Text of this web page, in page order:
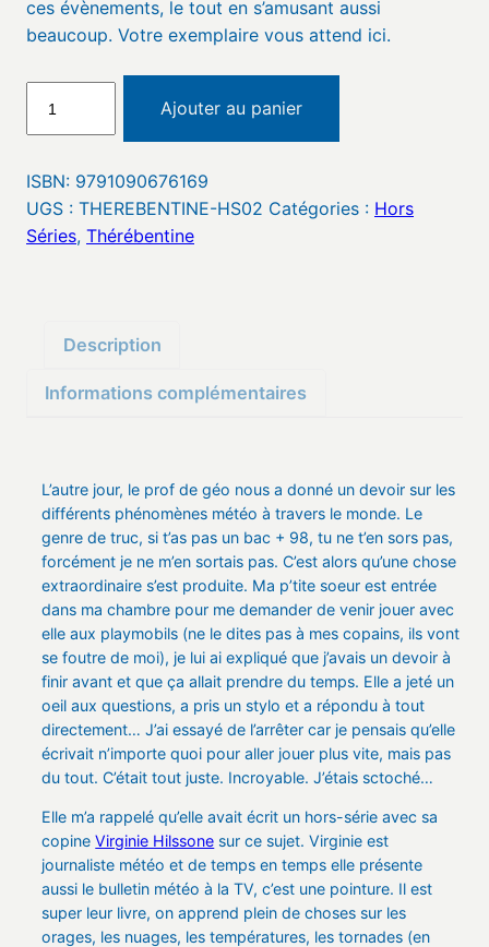
ces évènements, le tout en s’amusant aussi
beaucoup. Votre exemplaire vous attend ici.
Thérébentine
–
HS02
–
beau
Ajouter au panier
ISBN: 9791090676169
UGS : THEREBENTINE-HS02 Catégories : Hors
Séries, Thérébentine
Description
Informations complémentaires
L’autre jour, le prof de géo nous a donné un devoir sur les
différents phénomènes météo à travers le monde. Le
genre de truc, si t’as pas un bac + 98, tu ne t’en sors pas,
forcément je ne m’en sortais pas. C’est alors qu’une chose
extraordinaire s’est produite. Ma p’tite soeur est entrée
dans ma chambre pour me demander de venir jouer avec
elle aux playmobils (ne le dites pas à mes copains, ils vont
se foutre de moi), je lui ai expliqué que j’avais un devoir à
finir avant et que ça allait prendre du temps. Elle a jeté un
oeil aux questions, a pris un stylo et a répondu à tout
directement… J’ai essayé de l’arrêter car je pensais qu’elle
écrivait n’importe quoi pour aller jouer plus vite, mais pas
du tout. C’était tout juste. Incroyable. J’étais sctoché…
Elle m’a rappelé qu’elle avait écrit un hors-série avec sa
copineVirginie Hilssone sur ce sujet. Virginie est
journaliste météo et de temps en temps elle présente
aussi le bulletin météo à la TV, c’est une pointure. Il est
super leur livre, on apprend plein de choses sur les
orages, les nuages, les températures, les tornades (en